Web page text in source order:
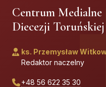
Centrum Medialne
Diecezji Toruńskiej
ks. Przemysław
Redaktor naczelny
+48 56 622 35 30